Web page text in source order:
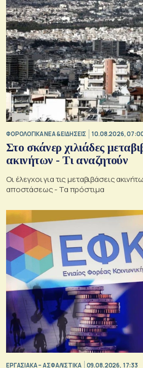
ΦΟΡΟΛΟΓΙΚΑ ΝΕΑ & EΙΔΗΣΕΙΣ 10.08.2026,
Στο σκάνερ χιλιάδες
ακινήτων - Τι αναζητούν
Οι έλεγχοι για τις μεταβιβάσεις
αποστάσεως - Τα πρόστιμα
ΕΡΓΑΣΙΑΚΑ – ΑΣΦΑΛΙΣΤΙΚΑ 09.08.2026, 17:33